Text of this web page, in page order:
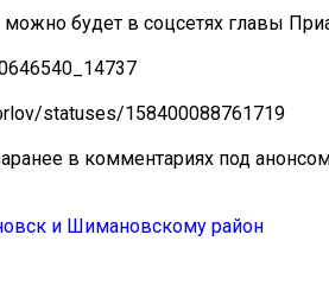
будет в соцсетях главы
statuses/158400088761719
в комментариях под
и Шимановскому район